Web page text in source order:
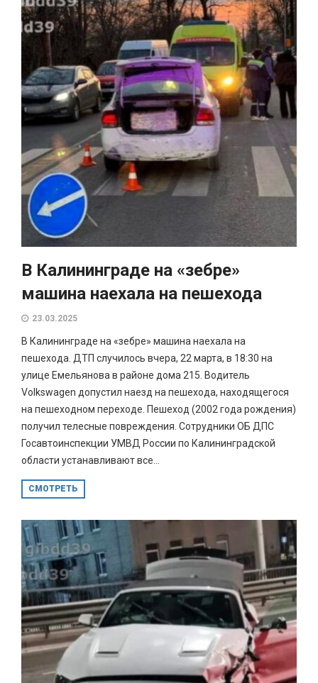
В Калининграде на «зебре»
машина наехала на пешехода
23.03.2025
В Калининграде на «зебре» машина наехала на
пешехода. ДТП случилось вчера, 22 марта, в 18:30 на
улице Емельянова в районе дома 215. Водитель
Volkswagen допустил наезд на пешехода, находящегося
на пешеходном переходе. Пешеход (2002 года рождения)
получил телесные повреждения. Сотрудники ОБ ДПС
Госавтоинспекции УМВД России по Калининградской
области устанавливают все...
СМОТРЕТЬ